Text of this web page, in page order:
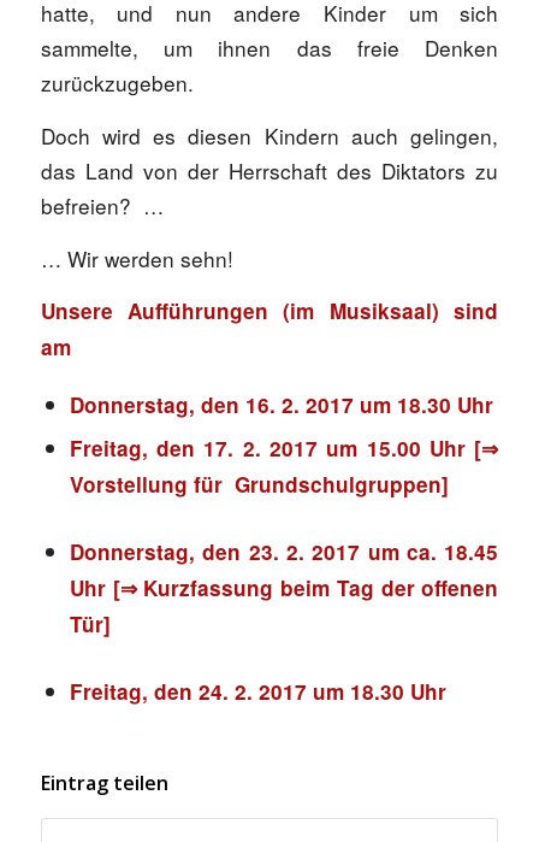
hatte, und nun andere Kinder um sich
sammelte, um ihnen das freie Denken
zurückzugeben.
Doch wird es diesen Kindern auch gelingen,
das Land von der Herrschaft des Diktators zu
befreien? …
… Wir werden sehn!
Unsere Aufführungen (im Musiksaal) sind
am
Donnerstag, den 16. 2. 2017 um 18.30 Uhr
Freitag, den 17. 2. 2017 um 15.00 Uhr [⇒
Vorstellung für Grundschulgruppen]
Donnerstag, den 23. 2. 2017 um ca. 18.45
Uhr [⇒ Kurzfassung beim Tag der offenen
Tür]
Freitag, den 24. 2. 2017 um 18.30 Uhr
Eintrag teilen